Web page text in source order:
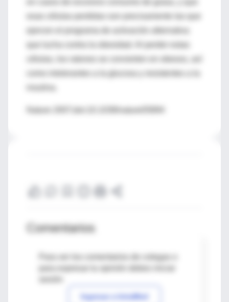
ejercen el programa de activación alternativa
Comentarios
Para ver los comentarios de colegas o
Ingresar a IntraMed